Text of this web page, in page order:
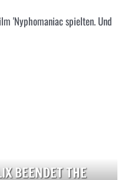
'Nyphomaniac spielten. Und
BEENDET THE